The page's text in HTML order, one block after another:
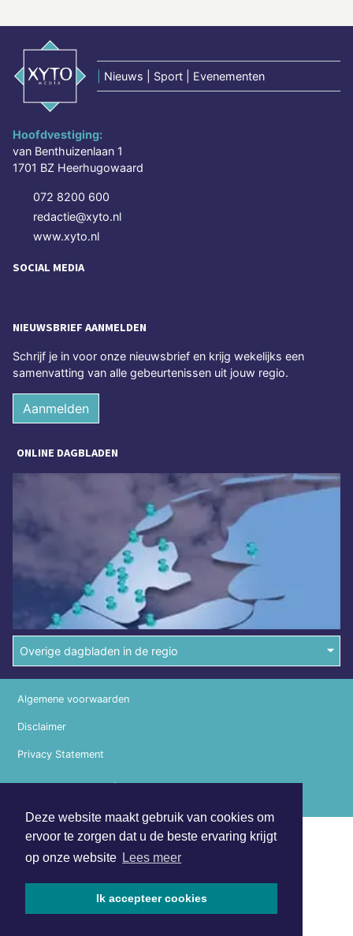
Deze website maakt gebruik van cookies om
ervoor te zorgen dat u de beste ervaring krijgt
op onze website Lees meer
Ik accepteer cookies
Nieuws | Sport | Evenementen
Hoofdvestiging:
van Benthuizenlaan 1
1701 BZ Heerhugowaard
072 8200 600
redactie@xyto.nl
www.xyto.nl
SOCIAL MEDIA
NIEUWSBRIEF AANMELDEN
Schrijf je in voor onze nieuwsbrief en krijg wekelijks een
samenvatting van alle gebeurtenissen uit jouw regio.
Aanmelden
ONLINE DAGBLADEN
Overige dagbladen in de regio
Algemene voorwaarden
Disclaimer
Privacy Statement